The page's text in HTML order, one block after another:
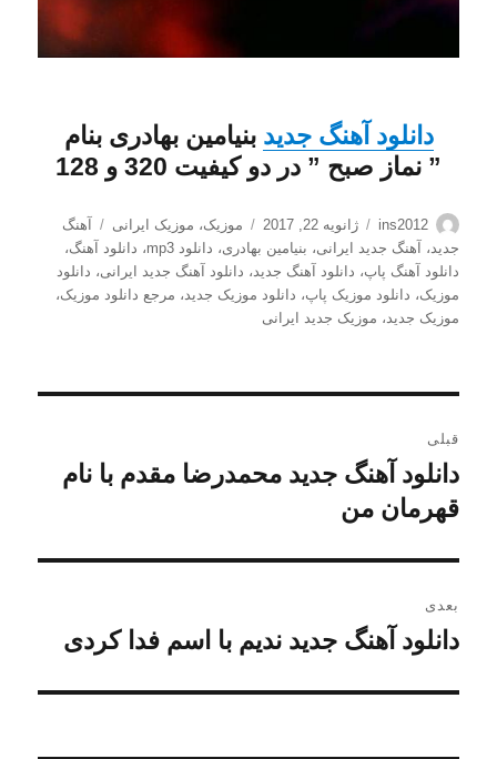
دانلود آهنگ جدید بنیامین بهادری بنام
” نماز صبح ” در دو کیفیت 320 و 128
نویسنده
ins2012
ارسال
شده
در
ژانویه 22, 2017 دسته‌ها
موزیک، موزیک ایرانی برچسب‌ها
آهنگ
جدید، آهنگ جدید ایرانی، بنیامین بهادری، دانلود mp3 ، دانلود آهنگ،
دانلود آهنگ پاپ، دانلود آهنگ جدید، دانلود آهنگ جدید ایرانی، دانلود
موزیک، دانلود موزیک پاپ، دانلود موزیک جدید، مرجع دانلود موزیک،
موزیک جدید، موزیک جدید ایرانی
نوشته
قبلی
نوشته
قبلی:
دانلود آهنگ جدید محمدرضا مقدم با نام
قهرمان من
بعدی
نوشته
دانلود آهنگ جدید ندیم با اسم فدا کردی